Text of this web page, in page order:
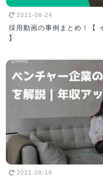
2021-08-24
採用動画の事例まとめ！【
】
2021-08-16